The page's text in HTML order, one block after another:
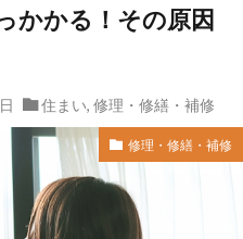
かかる！その原因
住まい, 修理・修繕・補修
修理・修繕・補修